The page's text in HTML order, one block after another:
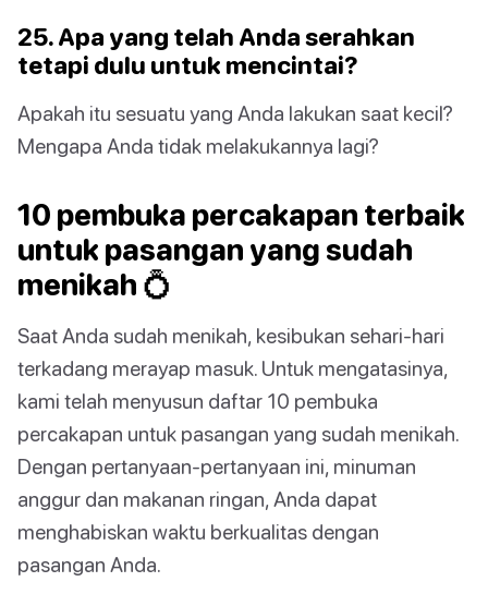
25. Apa yang telah Anda serahkan
tetapi dulu untuk mencintai?
Apakah itu sesuatu yang Anda lakukan saat kecil?
Mengapa Anda tidak melakukannya lagi?
10 pembuka percakapan terbaik
untuk pasangan yang sudah
menikah 💍
Saat Anda sudah menikah, kesibukan sehari-hari
terkadang merayap masuk. Untuk mengatasinya,
kami telah menyusun daftar 10 pembuka
percakapan untuk pasangan yang sudah menikah.
Dengan pertanyaan-pertanyaan ini, minuman
anggur dan makanan ringan, Anda dapat
menghabiskan waktu berkualitas dengan
pasangan Anda.